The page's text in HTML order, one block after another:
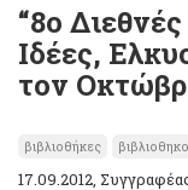
“8ο
Ιδέες,
τον
βιβλιοθήκες
17.09.2012,